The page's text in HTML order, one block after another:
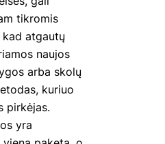
tikromis
atgautų
naujos
arba skolų
kuriuo
pirkėjas.
yra